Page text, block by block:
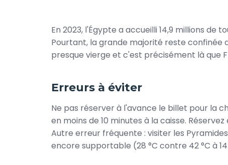
En 2023, l'Égypte a accueilli 14,9 millions de
Pourtant, la grande majorité reste confinée
presque vierge et c'est précisément là que
Erreurs à éviter
Ne pas réserver à l'avance le billet pour la
en moins de 10 minutes à la caisse.
Autre erreur fréquente : visiter les
encore supportable (28 °C contre 42 °C à